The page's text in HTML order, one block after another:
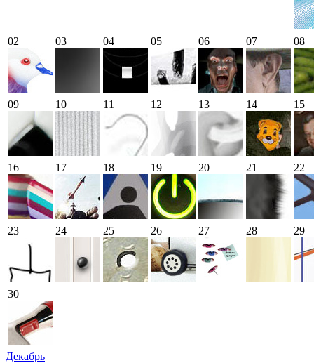
02 03 04 05 06 07 08
09 10 11 12 13 14 15
16 17 18 19 20 21 22
23 24 25 26 27 28 29
30
Декабрь